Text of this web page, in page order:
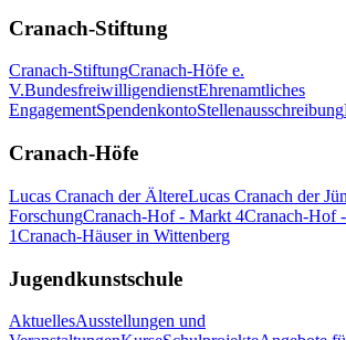
Cranach-Stiftung
Cranach-StiftungCranach-Höfe e.
V.BundesfreiwilligendienstEhrenamtliches
EngagementSpendenkontoStellenausschreibung
Cranach-Höfe
Lucas Cranach der ÄltereLucas Cranach der
ForschungCranach-Hof - Markt 4Cranach-Hof
1Cranach-Häuser in Wittenberg
Jugendkunstschule
AktuellesAusstellungen und